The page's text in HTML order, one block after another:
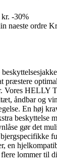
-30%
naeste ordre
præstere
Vores HELLY
åndbar og
En høj
beskyttelse
gør det
en
lommer til